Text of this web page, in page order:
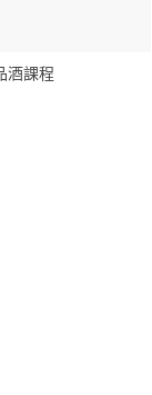
酒課程